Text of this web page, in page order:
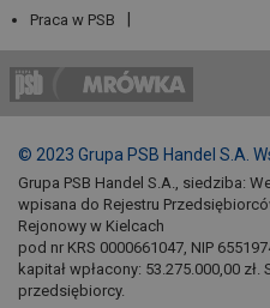
Praca w PSB
© 2023 Grupa PSB Handel S.A.
Grupa PSB Handel S.A., siedziba:
wpisana do Rejestru
Rejonowy w Kielcach
pod nr KRS 0000661047, NIP
kapitał wpłacony: 53.275.000,00
przedsiębiorcy.